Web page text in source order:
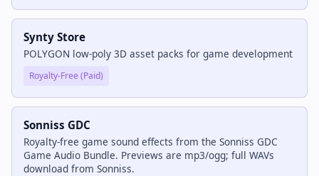
Synty Store
POLYGON low-poly 3D asset packs for game development
Royalty-Free (Paid)
Sonniss GDC
Royalty-free game sound effects from the Sonniss GDC
Game Audio Bundle. Previews are mp3/ogg; full WAVs
download from Sonniss.